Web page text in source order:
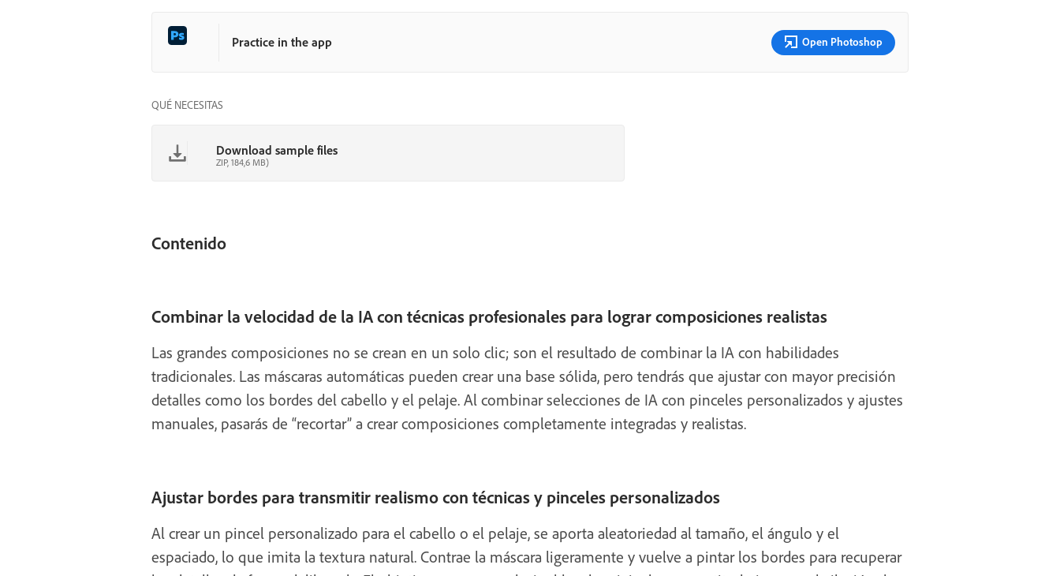
Practice in the app Open Photoshop
QUÉ NECESITAS
Download sample files
ZIP, 184,6 MB)
Contenido
Combinar la velocidad de la IA con técnicas profesionales para lograr composiciones realistas
Las grandes composiciones no se crean en un solo clic; son el resultado de combinar la IA con habilidades
tradicionales. Las máscaras automáticas pueden crear una base sólida, pero tendrás que ajustar con mayor precisión
detalles como los bordes del cabello y el pelaje. Al combinar selecciones de IA con pinceles personalizados y ajustes
manuales, pasarás de “recortar” a crear composiciones completamente integradas y realistas.
Ajustar bordes para transmitir realismo con técnicas y pinceles personalizados
Al crear un pincel personalizado para el cabello o el pelaje, se aporta aleatoriedad al tamaño, el ángulo y el
espaciado, lo que imita la textura natural. Contrae la máscara ligeramente y vuelve a pintar los bordes para recuperar